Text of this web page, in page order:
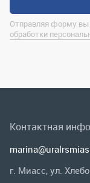
Контактная
Заказать